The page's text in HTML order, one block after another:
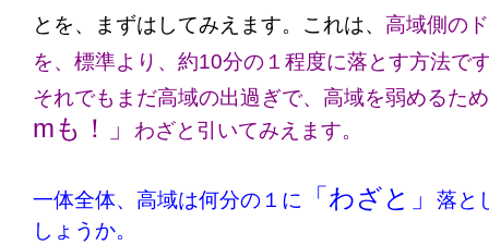
とを、まずはしてみえます。これは、 高域側の
を、標準より、約10分の１程度に落とす方法で
それでもまだ高域の出過ぎで、高域を弱めるた
mも！」 わざと引いてみえます。
一体全体、高域は何分の１に 「わざと」
落と
しょうか。